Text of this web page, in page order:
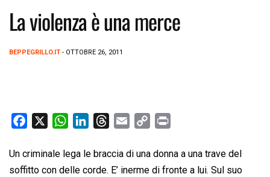
La violenza è una merce
BEPPEGRILLO.IT - OTTOBRE 26, 2011
c
e
W
a
t
n
k
r
e
a
i
p
y
i
n
Un criminale lega le braccia di una donna a una trave del
soffitto con delle corde. E’ inerme di fronte a lui. Sul suo